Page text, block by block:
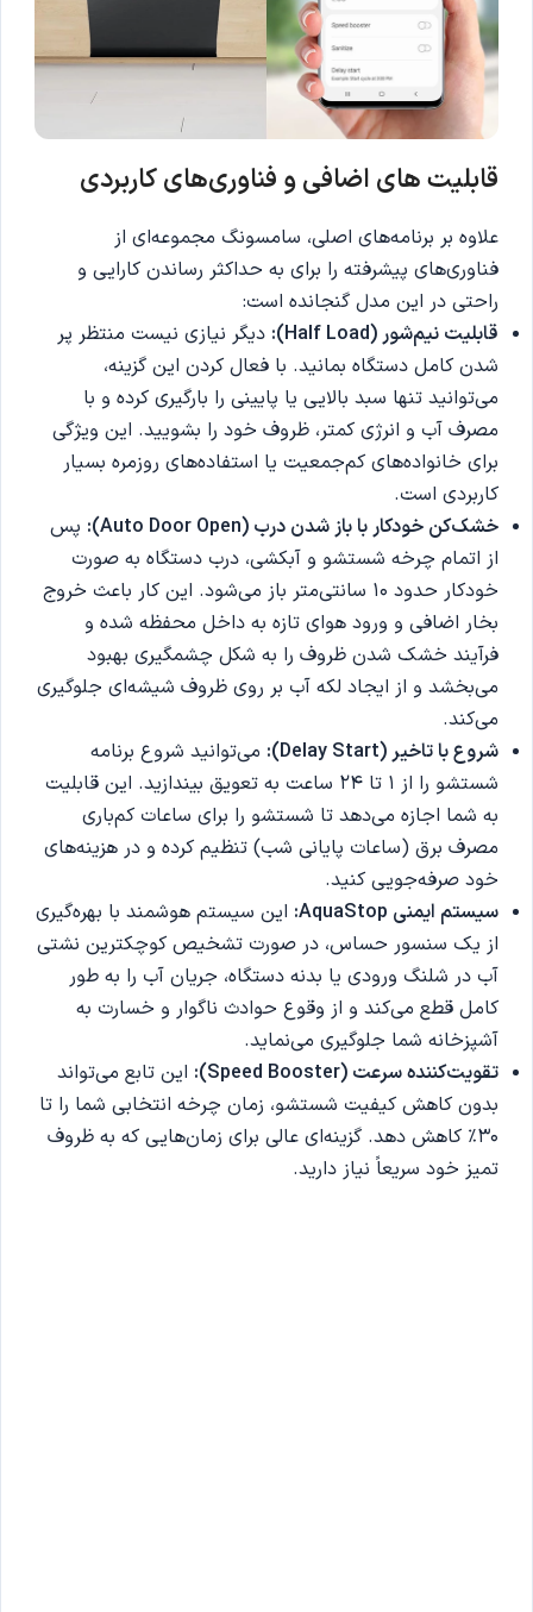
قابلیت های اضافی و فناوری‌های کاربردی
علاوه بر برنامه‌های اصلی، سامسونگ مجموعه‌ای از
فناوری‌های پیشرفته را برای به حداکثر رساندن کارایی و
راحتی در این مدل گنجانده است:
قابلیت نیم‌شور(Half Load):
دیگر نیازی نیست منتظر پر
شدن کامل دستگاه بمانید. با فعال کردن این گزینه،
می‌توانید تنها سبد بالایی یا پایینی را بارگیری کرده و با
مصرف آب و انرژی کمتر، ظروف خود را بشویید. این ویژگی
برای خانواده‌های کم‌جمعیت یا استفاده‌های روزمره بسیار
کاربردی است.
خشک‌کن خودکار با باز شدن درب (Auto Door Open):
پس
از اتمام چرخه شستشو و آبکشی، درب دستگاه به صورت
خودکار حدود 10 سانتی‌متر باز می‌شود. این کار باعث خروج
بخار اضافی و ورود هوای تازه به داخل محفظه شده و
فرآیند خشک شدن ظروف را به شکل چشمگیری بهبود
می‌بخشد و از ایجاد لکه آب بر روی ظروف شیشه‌ای جلوگیری
می‌کند.
شروع با تاخیر(Delay Start):
می‌توانید شروع برنامه
شستشو را از 1 تا 24 ساعت به تعویق بیندازید. این قابلیت
به شما اجازه می‌دهد تا شستشو را برای ساعات کم‌باری
مصرف برق (ساعات پایانی شب) تنظیم کرده و در هزینه‌های
خود صرفه‌جویی کنید.
سیستم ایمنی
این سیستم هوشمند با بهره‌گیری
از یک سنسور حساس، در صورت تشخیص کوچکترین نشتی
آب در شلنگ ورودی یا بدنه دستگاه، جریان آب را به طور
کامل قطع می‌کند و از وقوع حوادث ناگوار و خسارت به
آشپزخانه شما جلوگیری می‌نماید.
تقویت‌کننده سرعت (Speed Booster):
این تابع می‌تواند
بدون کاهش کیفیت شستشو، زمان چرخه انتخابی شما را تا
30% کاهش دهد. گزینه‌ای عالی برای زمان‌هایی که به ظروف
تمیز خود سریعاً نیاز دارید.